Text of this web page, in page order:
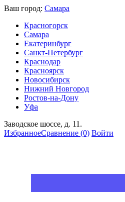
Ваш город: Самара
Красногорск
Самара
Екатеринбург
Санкт-Петербург
Краснодар
Красноярск
Новосибирск
Нижний Новгород
Ростов-на-Дону
Уфа
Заводское шоссе, д. 11.
ИзбранноеСравнение (0) Войти